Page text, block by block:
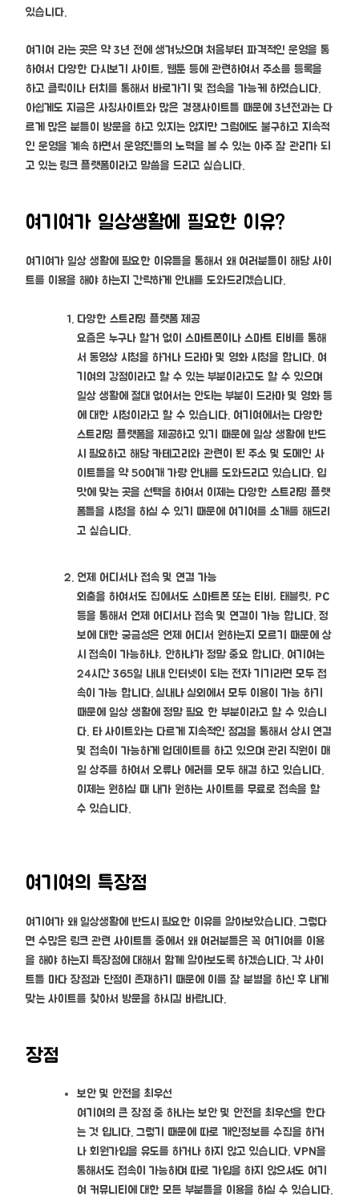
있습니다.
여기여 라는 곳은 약 3년 전에 생겨났으며 처음부터 파격적인 운영을 통
하여서 다양한 다시보기 사이트, 웹툰 등에 관련하여서 주소를 등록을
하고 클릭이나 터치를 통해서 바로가기 및 접속을 가능케 하였습니다.
아쉽게도 지금은 사칭사이트와 많은 경쟁사이트들 때문에 3년전과는 다
르게 많은 분들이 방문을 하고 있지는 않지만 그럼에도 불구하고 지속적
인 운영을 계속 하면서 운영진들의 노력을 볼 수 있는 아주 잘 관리가 되
고 있는 링크 플랫폼이라고 말씀을 드리고 싶습니다.
여기여가 일상생활에 필요한 이유?
여기여가 일상 생활에 필요한 이유들을 통해서 왜 여러분들이 해당 사이
트를 이용을 해야 하는지 간략하게 안내를 도와드리겠습니다.
다양한 스트리밍 플랫폼 제공
요즘은 누구나 할거 없이 스마트폰이나 스마트 티비를 통해
서 동영상 시청을 하거나 드라마 및 영화 시청을 합니다. 여
기여의 강점이라고 할 수 있는 부분이라고도 할 수 있으며
일상 생활에 절대 없어서는 안되는 부분이 드라마 및 영화 등
에 대한 시청이라고 할 수 있습니다. 여기여에서는 다양한
스트리밍 플랫폼을 제공하고 있기 때문에 일상 생활에 반드
시 필요하고 해당 카테고리와 관련이 된 주소 및 도메인 사
이트들을 약 50여개 가량 안내를 도와드리고 있습니다. 입
맛에 맞는 곳을 선택을 하여서 이제는 다양한 스트리밍 플랫
폼들을 시청을 하실 수 있기 때문에 여기여를 소개를 해드리
고 싶습니다.
언제 어디서나 접속 및 연결 가능
외출을 하여서도 집에서도 스마트폰 또는 티비, 태블릿, PC
등을 통해서 언제 어디서나 접속 및 연결이 가능 합니다. 정
보에 대한 궁금성은 언제 어디서 원하는지 모르기 때문에 상
시 접속이 가능하냐, 안하냐가 정말 중요 합니다. 여기여는
24시간 365일 내내 인터넷이 되는 전자 기기라면 모두 접
속이 가능 합니다. 실내나 실외에서 모두 이용이 가능 하기
때문에 일상 생활에 정말 필요 한 부분이라고 할 수 있습니
다. 타 사이트와는 다르게 지속적인 점검을 통해서 상시 연결
및 접속이 가능하게 업데이트를 하고 있으며 관리 직원이 매
일 상주를 하여서 오류나 에러를 모두 해결 하고 있습니다.
이제는 원하실 때 내가 원하는 사이트를 무료로 접속을 할
수 있습니다.
여기여의 특장점
여기여가 왜 일상생활에 반드시 필요한 이유를 알아보았습니다. 그렇다
면 수많은 링크 관련 사이트들 중에서 왜 여러분들은 꼭 여기여를 이용
을 해야 하는지 특장점에 대해서 함께 알아보도록 하겠습니다. 각 사이
트들 마다 장점과 단점이 존재하기 때문에 이를 잘 분별을 하신 후 내게
맞는 사이트를 찾아서 방문을 하시길 바랍니다.
장점
보안 및 안전을 최우선
여기여의 큰 장점 중 하나는 보안 및 안전을 최우선을 한다
는 것 입니다. 그렇기 때문에 따로 개인정보를 수집을 하거
나 회원가입을 유도를 하거나 하지 않고 있습니다. VPN을
통해서도 접속이 가능하며 따로 가입을 하지 않으셔도 여기
여 커뮤니티에 대한 모든 부분들을 이용을 하실 수 있습니다.